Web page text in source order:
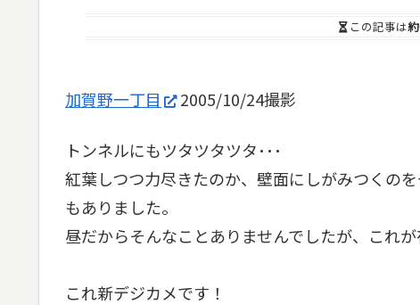
この記事は
加賀野一丁目 2005/10/24撮影
トンネルにもツタツタツタ･･･
紅葉しつつ力尽きたのか、壁面にしがみつくの
もありました。
昼だからそんなことありませんでしたが、これ
これ新デジカメです！